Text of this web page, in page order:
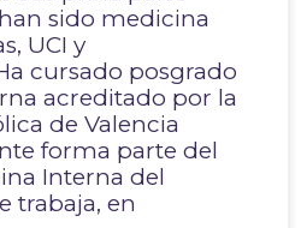
sido medicina
UCI y
cursado posgrado
acreditado por la
de Valencia
forma parte del
Interna del
trabaja, en